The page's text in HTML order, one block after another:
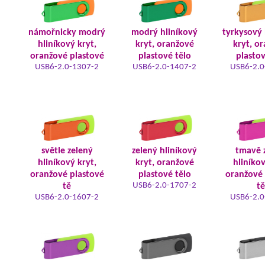
námořnicky modrý
hliníkový kryt,
oranžové plastové
USB6-2.0-1307-2
modrý hliníkový
kryt, oranžové
plastové tělo
USB6-2.0-1407-2
tyrkysový
kryt,
USB6-
světle zelený
hliníkový kryt,
oranžové plastové
tě
USB6-2.0-1607-2
zelený hliníkový
kryt, oranžové
plastové tělo
USB6-2.0-1707-2
tmavě
oranžové
USB6-